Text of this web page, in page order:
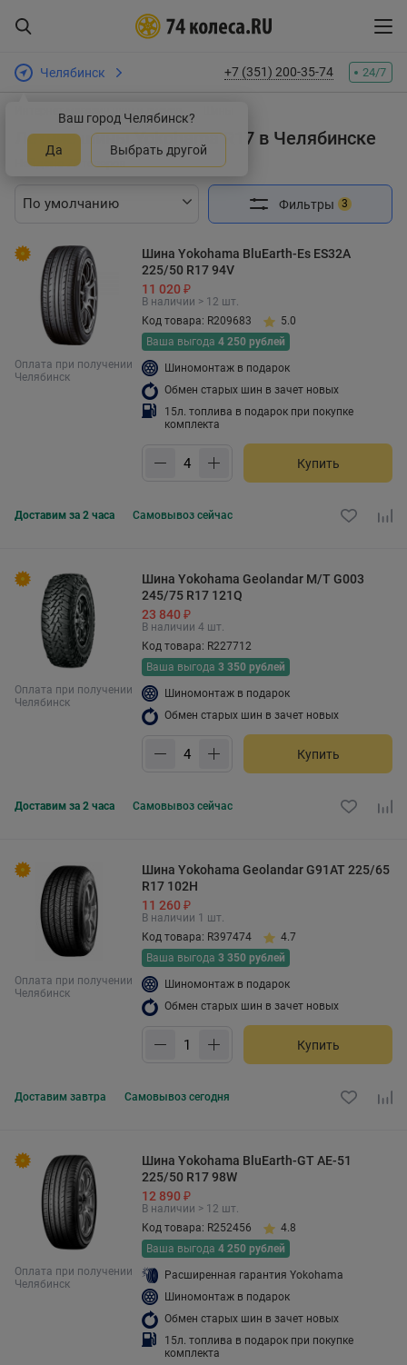
Челябинск
Ваш город Челябинск?
Да Выбрать другой
+7 (351) 200-35-74 24/7
Интернет-магазин шин и дисков
Летние шины Yokohama R17 в Челябинске
Найдено 75 товаров
Фильтры 3
Оплата при получении
Челябинск
Шина Yokohama BluEarth-Es ES32A
225/50 R17 94V
11 020 ₽
В наличии > 12 шт.
Код товара: R209683
5.0
Ваша выгода 4 250 рублей
Шиномонтаж в подарок
Обмен старых шин в зачет новых
15л. топлива в подарок при покупке
комплекта
Купить
Доставим за 2 часа Самовывоз сейчас
Оплата при получении
Челябинск
Шина Yokohama Geolandar M/T G003
245/75 R17 121Q
23 840 ₽
В наличии 4 шт.
Код товара: R227712
Ваша выгода 3 350 рублей
Шиномонтаж в подарок
Обмен старых шин в зачет новых
Купить
Доставим за 2 часа Самовывоз сейчас
Оплата при получении
Челябинск
Шина Yokohama Geolandar G91AT 225/65
R17 102H
11 260 ₽
В наличии 1 шт.
Код товара: R397474
4.7
Ваша выгода 3 350 рублей
Шиномонтаж в подарок
Обмен старых шин в зачет новых
Купить
Доставим завтра Самовывоз сегодня
Оплата при получении
Челябинск
Шина Yokohama BluEarth-GT AE-51
225/50 R17 98W
12 890 ₽
В наличии > 12 шт.
Код товара: R252456
4.8
Ваша выгода 4 250 рублей
Расширенная гарантия Yokohama
Шиномонтаж в подарок
Обмен старых шин в зачет новых
15л. топлива в подарок при покупке
комплекта